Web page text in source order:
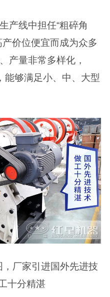
产线中担任“粗碎角
价位便宜而成为众多
产量非常多样化，
能够满足小、中、大型
厂家引进国外先进技
十分精湛